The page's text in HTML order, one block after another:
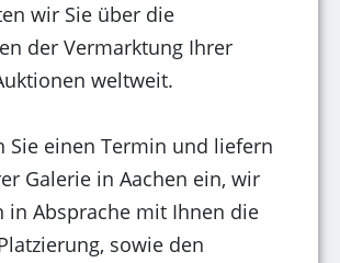
wir Sie über die
der Vermarktung Ihrer
weltweit.
Sie einen Termin und liefern
Galerie in Aachen ein, wir
in Absprache mit Ihnen die
sowie den